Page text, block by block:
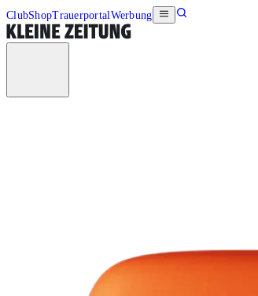
ClubShopTrauerportalWerbung